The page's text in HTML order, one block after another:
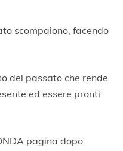
scompaiono, facendo
del passato che rende
ed essere pronti
pagina dopo